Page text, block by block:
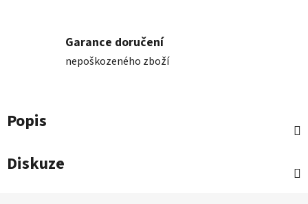
Garance doručení
nepoškozeného zboží
Popis
Diskuze